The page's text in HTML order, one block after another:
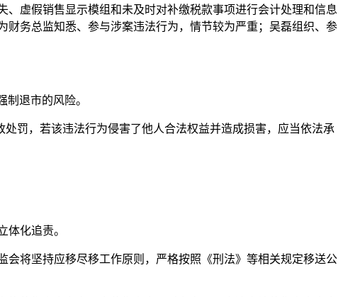
虚假销售显示模组和未及时对补缴税款事项进行会计处理和信息
务总监知悉、参与涉案违法行为，情节较为严重；吴磊组织、参
退市的风险。
罚，若该违法行为侵害了他人合法权益并造成损害，应当依法承
体化追责。
将坚持应移尽移工作原则，严格按照《刑法》等相关规定移送公